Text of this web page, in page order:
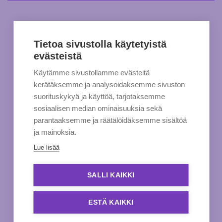
Tietoa sivustolla käytetyistä
evästeistä
Käytämme sivustollamme evästeitä
kerätäksemme ja analysoidaksemme sivuston
suorituskykyä ja käyttöä, tarjotaksemme
sosiaalisen median ominaisuuksia sekä
parantaaksemme ja räätälöidäksemme sisältöä
ja mainoksia.
Lue lisää
SALLI KAIKKI
ESTÄ KAIKKI